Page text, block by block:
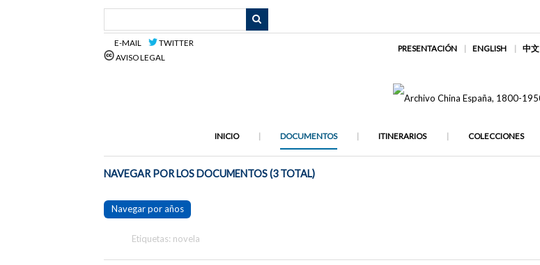
E-MAIL
TWITTER
AVISO LEGAL
PRESENTACIÓN ENGLISH 中文
INICIO DOCUMENTOS ITINERARIOS COLECCIONES
NAVEGAR POR LOS DOCUMENTOS (3 TOTAL)
Navegar por años
Etiquetas: novela